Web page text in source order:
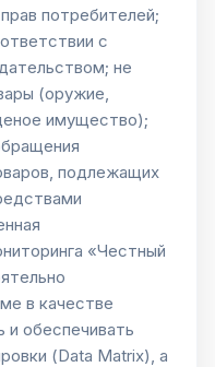
потребителей;
с
не
(оружие,
имущество);
подлежащих
«Честный
в качестве
и обеспечивать
(Data Matrix), а